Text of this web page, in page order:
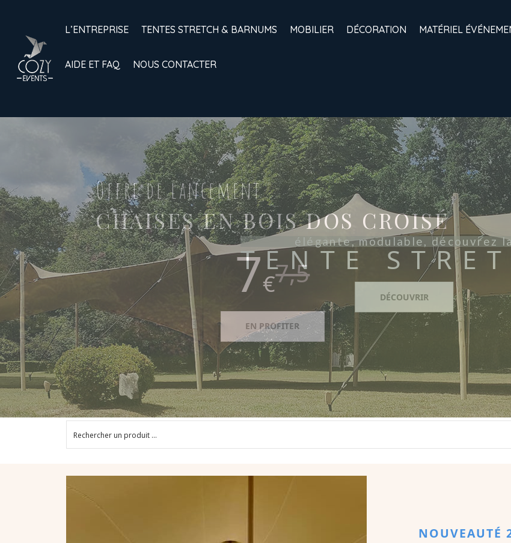
L’ENTREPRISE TENTES STRETCH & BARNUMS MOBILIER DÉCORATION MATÉRIEL
AIDE ET FAQ NOUS CONTACTER
élégante, modulable, découvrez
TENTE
DÉCOUVRIR
NOUVEAUTÉ